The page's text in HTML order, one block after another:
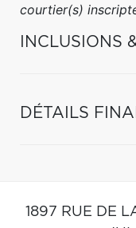
courtier(s)
INCLUSIONS
DÉTAILS
1897 RUE DE